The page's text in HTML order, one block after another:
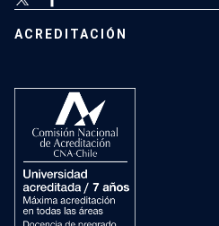
ACREDITACIÓN